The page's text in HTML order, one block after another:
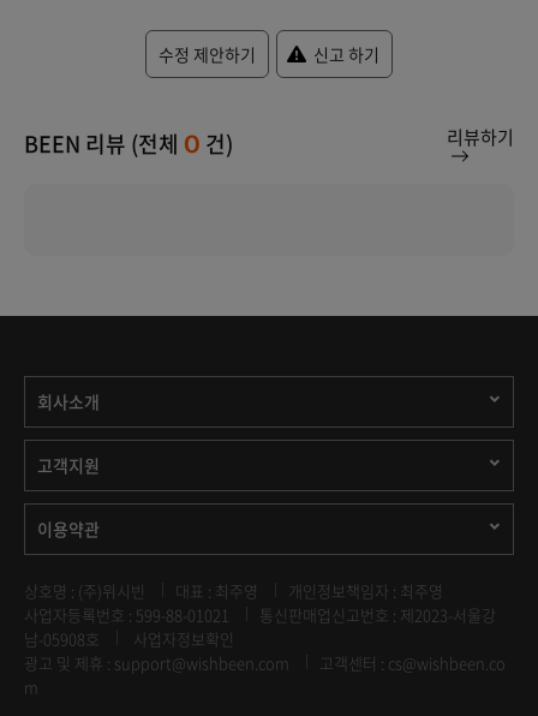
수정 제안하기 신고 하기
BEEN 리뷰 (전체 0 건) 리뷰하기
회사소개
고객지원
이용약관
상호명 : (주)위시빈 대표 : 최주영
개인정보책임자 : 최주영
사업자등록번호 : 599-88-01021
통신판매업신고번호 : 제2023-서울강
남-05908호
사업자정보확인
광고 및 제휴 : support@wishbeen.com
고객센터 : cs@wishbeen.co
m